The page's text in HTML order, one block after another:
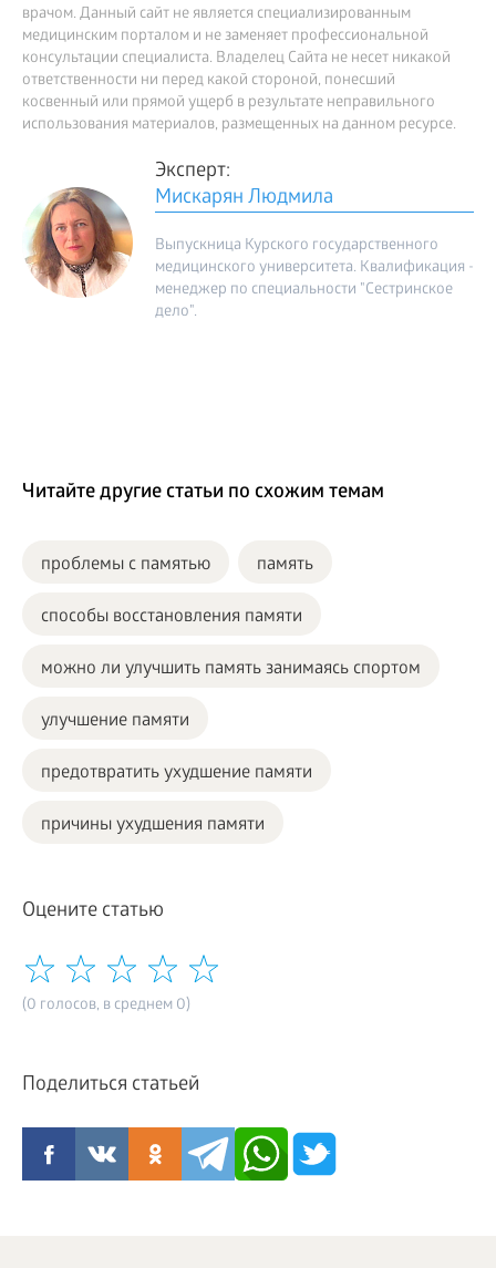
врачом. Данный сайт не является специализированным
медицинским порталом и не заменяет профессиональной
консультации специалиста. Владелец Сайта не несет никакой
ответственности ни перед какой стороной, понесший
косвенный или прямой ущерб в результате неправильного
использования материалов, размещенных на данном ресурсе.
Эксперт:
Мискарян Людмила
Выпускница Курского государственного
медицинского университета. Квалификация -
менеджер по специальности "Сестринское
дело".
Читайте другие статьи по схожим темам
проблемы с памятью память
способы восстановления памяти
можно ли улучшить память занимаясь спортом
улучшение памяти
предотвратить ухудшение памяти
причины ухудшения памяти
Оцените статью
(0 голосов, в среднем 0)
Поделиться статьей